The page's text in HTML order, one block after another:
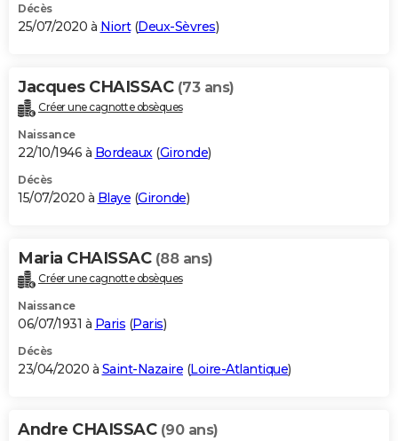
Décès
25/07/2020 à Niort(Deux-Sèvres)
Jacques CHAISSAC (73 ans)
Créer une cagnotte obsèques
Naissance
22/10/1946 à Bordeaux(Gironde)
Décès
15/07/2020 à Blaye (Gironde)
Maria CHAISSAC (88 ans)
Créer une cagnotte obsèques
Naissance
06/07/1931 à Paris (Paris)
Décès
23/04/2020 à Saint-Nazaire (Loire-Atlantique)
Andre CHAISSAC (90 ans)